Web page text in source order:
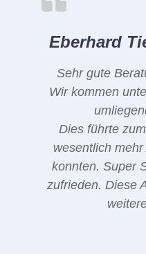
Eberhard
Sehr gute
Wir kommen
Dies führte
wesentlich
konnten. Super
zufrieden. Diese